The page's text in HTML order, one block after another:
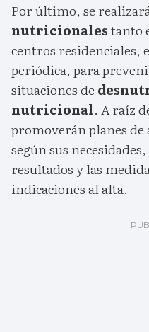
Por último, se
nutricionalestanto
centros residenciales,
periódica, para
situaciones de
nutricional. A raíz
promoverán planes
según sus
resultados y las
indicaciones al alta.